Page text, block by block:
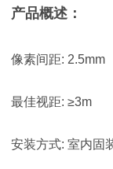
产品概述：
像素间距: 2.5mm
最佳视距: ≥3m
安装方式: 室内固